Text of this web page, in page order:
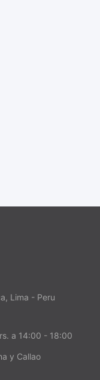
Lima - Peru
a 14:00 - 18:00
y Callao